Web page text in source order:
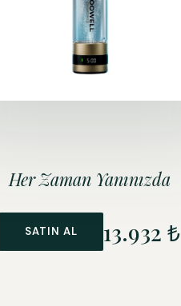
Her Zaman Yanınızda
SATIN AL 13.932 ₺